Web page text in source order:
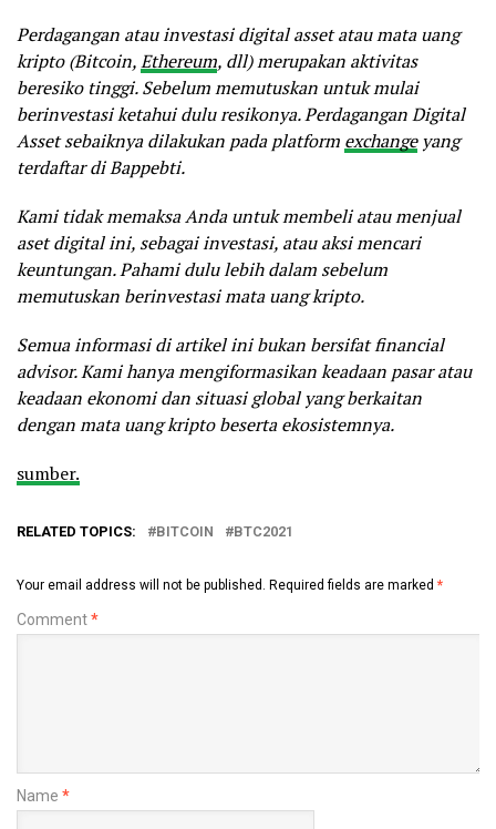
Perdagangan atau investasi digital asset atau mata uang
kripto (Bitcoin,Ethereum, dll) merupakan aktivitas
beresiko tinggi. Sebelum memutuskan untuk mulai
berinvestasi ketahui dulu resikonya. Perdagangan Digital
Asset sebaiknya dilakukan pada platform exchangeyang
terdaftar di Bappebti.
Kami tidak memaksa Anda untuk membeli atau menjual
aset digital ini, sebagai investasi, atau aksi mencari
keuntungan. Pahami dulu lebih dalam sebelum
memutuskan berinvestasi mata uang kripto.
Semua informasi di artikel ini bukan bersifat financial
advisor. Kami hanya mengiformasikan keadaan pasar atau
keadaan ekonomi dan situasi global yang berkaitan
dengan mata uang kripto beserta ekosistemnya.
sumber.
RELATED TOPICS: BITCOIN BTC2021
Your email address will not be published. Required fields are marked *
Comment*
Name *